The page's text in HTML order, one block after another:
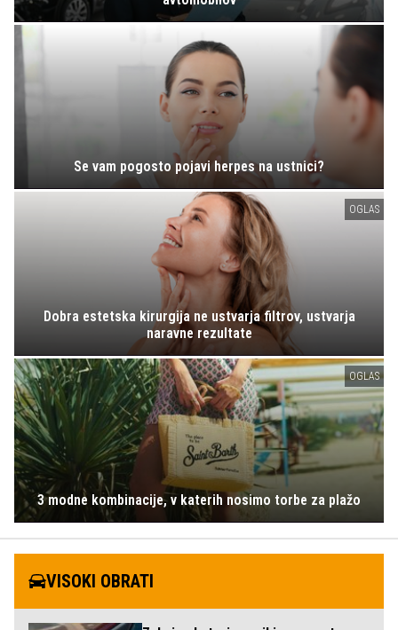
Se vam pogosto pojavi herpes na ustnici?
OGLAS
Dobra estetska kirurgija ne ustvarja filtrov, ustvarja
naravne rezultate
OGLAS
3 modne kombinacije, v katerih nosimo torbe za plažo
VISOKI OBRATI